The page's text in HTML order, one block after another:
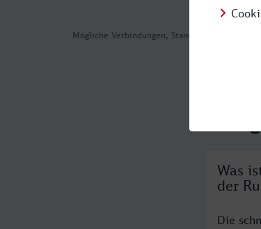
Mögliche Verbindungen, Stand: 2026-08-07
Was
der
Die